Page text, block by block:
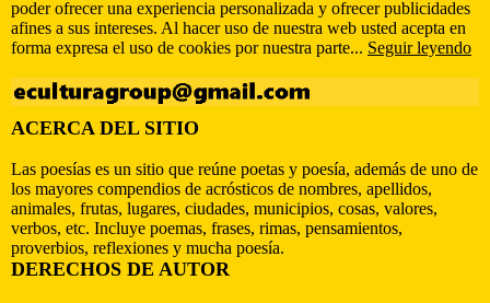
poder ofrecer una experiencia personalizada y ofrecer publicidades
afines a sus intereses. Al hacer uso de nuestra web usted acepta en
forma expresa el uso de cookies por nuestra parte... Seguir leyendo
ACERCA DEL SITIO
Las poesías es un sitio que reúne poetas y poesía, además de uno de
los mayores compendios de acrósticos de nombres, apellidos,
animales, frutas, lugares, ciudades, municipios, cosas, valores,
verbos, etc. Incluye poemas, frases, rimas, pensamientos,
proverbios, reflexiones y mucha poesía.
DERECHOS DE AUTOR